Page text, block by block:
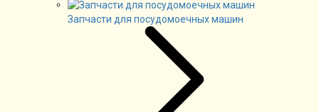
Запчасти для посудомоечных машин